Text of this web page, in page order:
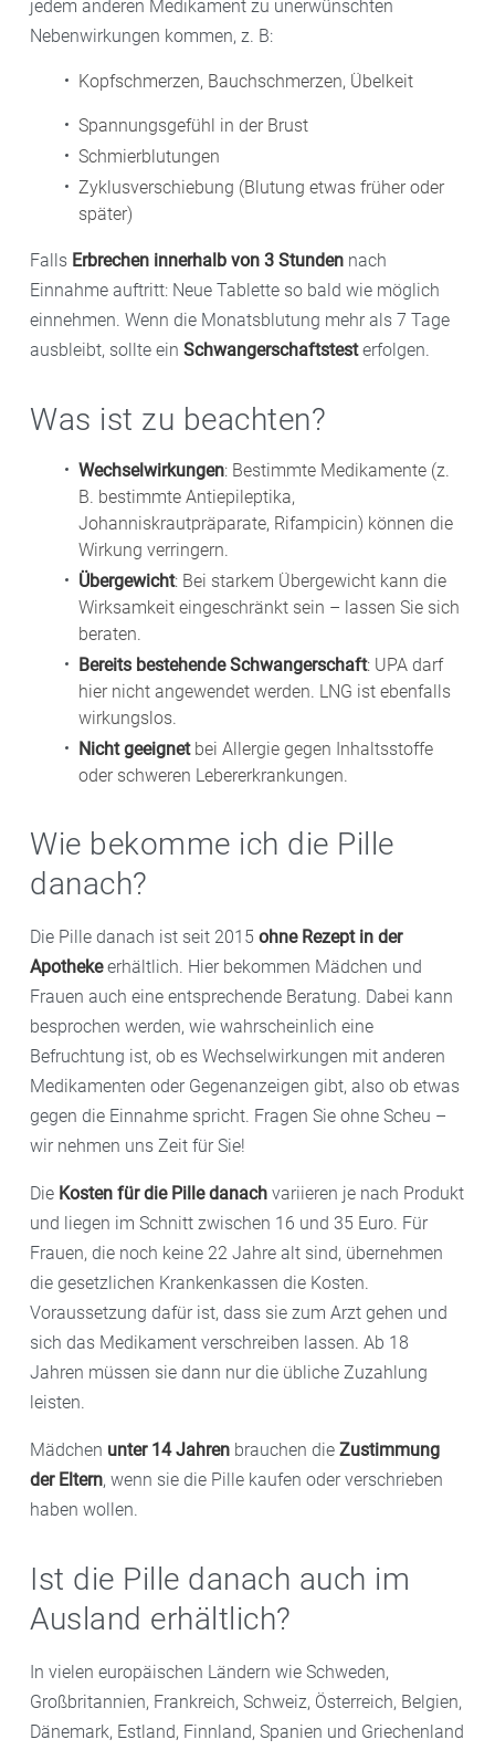
jedem anderen Medikament zu unerwünschten
Nebenwirkungen kommen, z. B:
Kopfschmerzen, Bauchschmerzen, Übelkeit
Spannungsgefühl in der Brust
Schmierblutungen
Zyklusverschiebung (Blutung etwas früher oder
später)
Falls Erbrechen innerhalb von 3 Stunden nach
Einnahme auftritt: Neue Tablette so bald wie möglich
einnehmen. Wenn die Monatsblutung mehr als 7 Tage
ausbleibt, sollte ein Schwangerschaftstesterfolgen.
Was ist zu beachten?
Wechselwirkungen: Bestimmte Medikamente (z.
B. bestimmte Antiepileptika,
Johanniskrautpräparate, Rifampicin) können die
Wirkung verringern.
Übergewicht: Bei starkem Übergewicht kann die
Wirksamkeit eingeschränkt sein – lassen Sie sich
beraten.
Bereits bestehende Schwangerschaft: UPA darf
hier nicht angewendet werden. LNG ist ebenfalls
wirkungslos.
Nicht geeignetbei Allergie gegen Inhaltsstoffe
oder schweren Lebererkrankungen.
Wie bekomme ich die Pille
danach?
Die Pille danach ist seit 2015 ohne Rezept in der
Apothekeerhältlich. Hier bekommen Mädchen und
Frauen auch eine entsprechende Beratung. Dabei kann
besprochen werden, wie wahrscheinlich eine
Befruchtung ist, ob es Wechselwirkungen mit anderen
Medikamenten oder Gegenanzeigen gibt, also ob etwas
gegen die Einnahme spricht. Fragen Sie ohne Scheu –
wir nehmen uns Zeit für Sie!
Die Kosten für die Pille danach variieren je nach Produkt
und liegen im Schnitt zwischen 16 und 35 Euro. Für
Frauen, die noch keine 22 Jahre alt sind, übernehmen
die gesetzlichen Krankenkassen die Kosten.
Voraussetzung dafür ist, dass sie zum Arzt gehen und
sich das Medikament verschreiben lassen. Ab 18
Jahren müssen sie dann nur die übliche Zuzahlung
leisten.
Mädchen unter 14 Jahren brauchen die Zustimmung
der Eltern, wenn sie die Pille kaufen oder verschrieben
haben wollen.
Ist die Pille danach auch im
Ausland erhältlich?
In vielen europäischen Ländern wie Schweden,
Großbritannien, Frankreich, Schweiz, Österreich, Belgien,
Dänemark, Estland, Finnland, Spanien und Griechenland